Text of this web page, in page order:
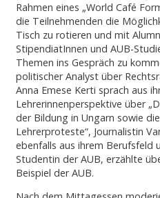
Rahmen eines „World Café
die Teilnehmenden die
Tisch zu rotieren und mit
StipendiatInnen und AUB-
Themen ins Gespräch zu
politischer Analyst über
Anna Emese Kerti sprach aus
Lehrerinnenperspektive über
der Bildung in Ungarn sowie
Lehrerproteste“, Journalistin
ebenfalls aus ihrem Berufsfeld
Studentin der AUB, erzählte
Beispiel der AUB.